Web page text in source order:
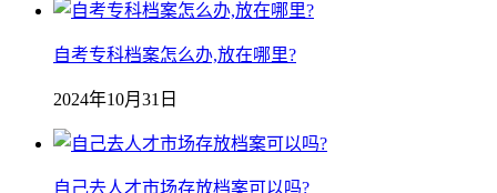
自考专科档案怎么办,放在哪里?
2024年10月31日
自己去人才市场存放档案可以吗?